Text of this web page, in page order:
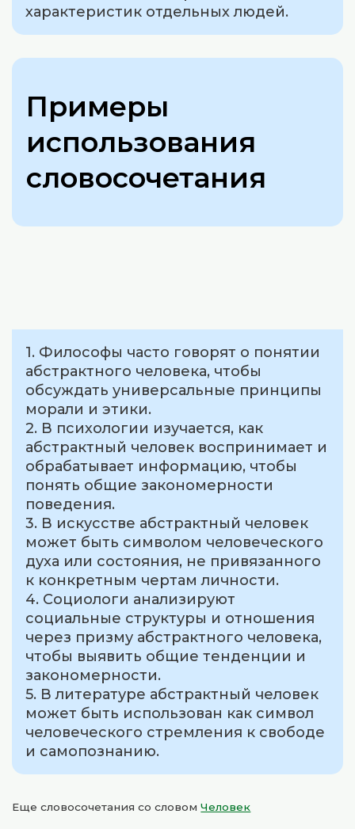
характеристик отдельных людей.
Примеры
использования
словосочетания
1. Философы часто говорят о понятии
абстрактного человека, чтобы
обсуждать универсальные принципы
морали и этики.
2. В психологии изучается, как
абстрактный человек воспринимает и
обрабатывает информацию, чтобы
понять общие закономерности
поведения.
3. В искусстве абстрактный человек
может быть символом человеческого
духа или состояния, не привязанного
к конкретным чертам личности.
4. Социологи анализируют
социальные структуры и отношения
через призму абстрактного человека,
чтобы выявить общие тенденции и
закономерности.
5. В литературе абстрактный человек
может быть использован как символ
человеческого стремления к свободе
и самопознанию.
Еще словосочетания со словомЧеловек